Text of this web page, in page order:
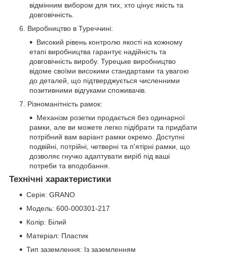
відмінним вибором для тих, хто цінує якість та
довговічність.
Виробництво в Туреччині:
Високий рівень контролю якості на кожному
етапі виробництва гарантує надійність та
довговічність виробу. Турецьке виробництво
відоме своїми високими стандартами та увагою
до деталей, що підтверджується численними
позитивними відгуками споживачів.
Різноманітність рамок:
Механізм розетки продається без одинарної
рамки, але ви можете легко підібрати та придбати
потрібний вам варіант рамки окремо. Доступні
подвійні, потрійні, четверні та п'ятірні рамки, що
дозволяє гнучко адаптувати виріб під ваші
потреби та вподобання.
Технічні характеристики
Серія: GRANO
Модель: 600-000301-217
Колір: Білий
Матеріал: Пластик
Тип заземлення: Із заземленням